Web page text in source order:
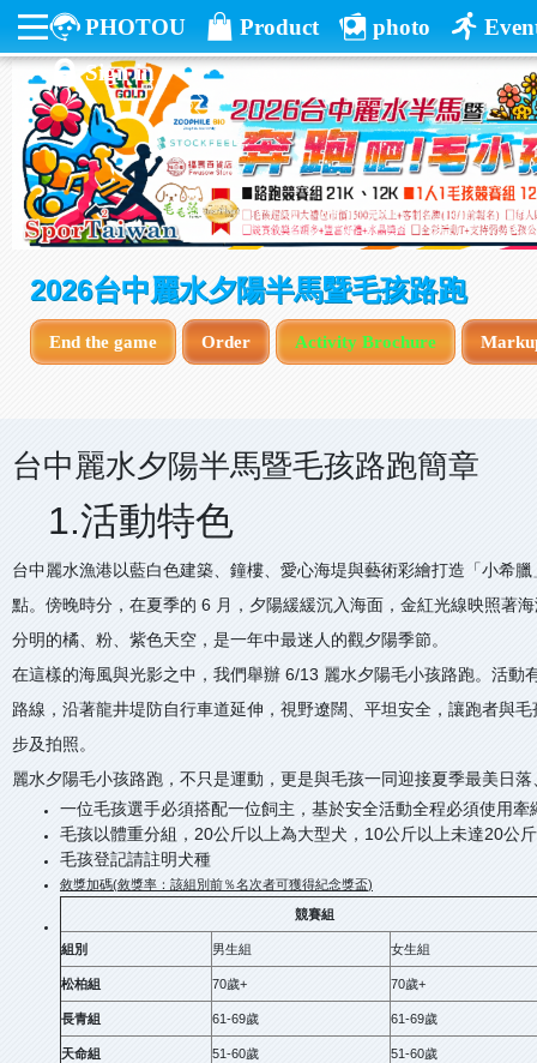
PHOTOU Product photo
Sign in
2026台中麗水夕陽半馬暨毛孩路跑
End the game Order Activity Brochure
台中麗水夕陽半馬暨毛孩路跑簡章
1.活動特色
台中麗水漁港以藍白色建築、鐘樓、愛心海堤與藝術彩繪打造「小希
點。傍晚時分，在夏季的 6 月，夕陽緩緩沉入海面，金紅光線映照著
分明的橘、粉、紫色天空，是一年中最迷人的觀夕陽季節。
在這樣的海風與光影之中，我們舉辦 6/13 麗水夕陽毛小孩路跑。活動
路線，沿著龍井堤防自行車道延伸，視野遼闊、平坦安全，讓跑者與
步及拍照。
麗水夕陽毛小孩路跑，不只是運動，更是與毛孩一同迎接夏季最美日
一位毛孩選手必須搭配一位飼主，基於安全活動全程必須使用牽
毛孩以體重分組，20公斤以上為大型犬，10公斤以上未達20公
毛孩登記請註明犬種
敘獎加碼(敘獎率：該組別前％名次者可獲得紀念獎盃)
競賽組
組別 男生組 女生組
松柏組 70歲+ 70歲+
長青組 61-69歲 61-69歲
天命組 51-60歲 51-60歲